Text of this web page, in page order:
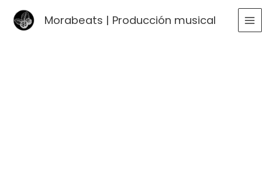
Morabeats | Producción musical